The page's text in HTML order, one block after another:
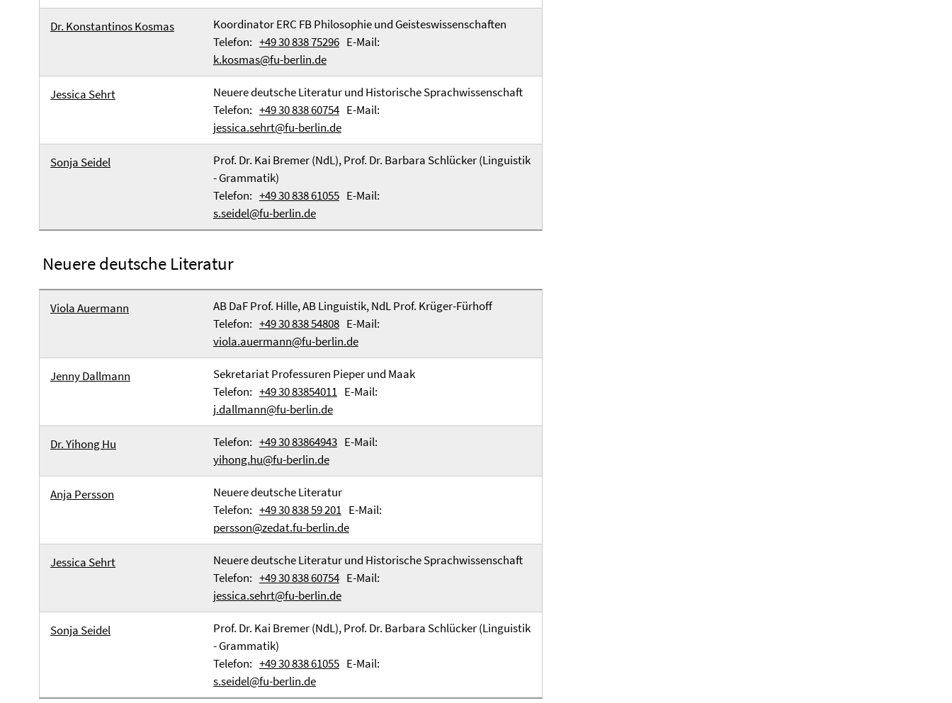
Dr. Konstantinos Kosmas
Koordinator ERC FB Philosophie und Geisteswissenschaften
Telefon: +49 30 838 75296 E-Mail:
k.kosmas@fu-berlin.de
Jessica Sehrt
Neuere deutsche Literatur und Historische Sprachwissenschaft
Telefon: +49 30 838 60754 E-Mail:
jessica.sehrt@fu-berlin.de
Sonja Seidel
Prof. Dr. Kai Bremer (NdL), Prof. Dr. Barbara Schlücker (Linguistik
- Grammatik)
Telefon: +49 30 838 61055 E-Mail:
s.seidel@fu-berlin.de
Neuere deutsche Literatur
Viola Auermann
AB DaF Prof. Hille, AB Linguistik, NdL Prof. Krüger-Fürhoff
Telefon: +49 30 838 54808 E-Mail:
viola.auermann@fu-berlin.de
Jenny Dallmann
Sekretariat Professuren Pieper und Maak
Telefon: +49 30 83854011 E-Mail:
j.dallmann@fu-berlin.de
Dr. Yihong Hu Telefon: +49 30 83864943 E-Mail:
yihong.hu@fu-berlin.de
Anja Persson
Neuere deutsche Literatur
Telefon: +49 30 838 59 201 E-Mail:
persson@zedat.fu-berlin.de
Jessica Sehrt
Neuere deutsche Literatur und Historische Sprachwissenschaft
Telefon: +49 30 838 60754 E-Mail:
jessica.sehrt@fu-berlin.de
Sonja Seidel
Prof. Dr. Kai Bremer (NdL), Prof. Dr. Barbara Schlücker (Linguistik
- Grammatik)
Telefon: +49 30 838 61055 E-Mail:
s.seidel@fu-berlin.de